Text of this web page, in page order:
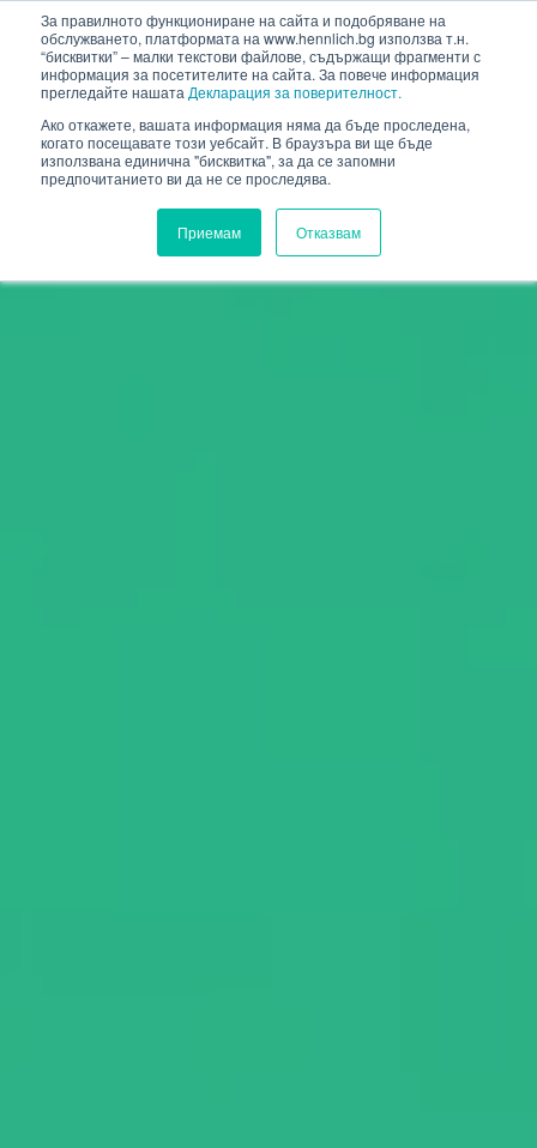
За правилното функциониране на сайта и подобряване на
обслужването, платформата на www.hennlich.bg използва т.н.
“бисквитки” – малки текстови файлове, съдържащи фрагменти с
информация за посетителите на сайта. За повече информация
прегледайте нашата Декларация за поверителност.
Ако откажете, вашата информация няма да бъде проследена,
когато посещавате този уебсайт. В браузъра ви ще бъде
използвана единична "бисквитка", за да се запомни
предпочитанието ви да не се проследява.
Приемам Отказвам
HENNLICH